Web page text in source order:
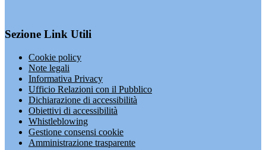
Sezione Link Utili
Cookie policy
Note legali
Informativa Privacy
Ufficio Relazioni con il Pubblico
Dichiarazione di accessibilità
Obiettivi di accessibilità
Whistleblowing
Gestione consensi cookie
Amministrazione trasparente